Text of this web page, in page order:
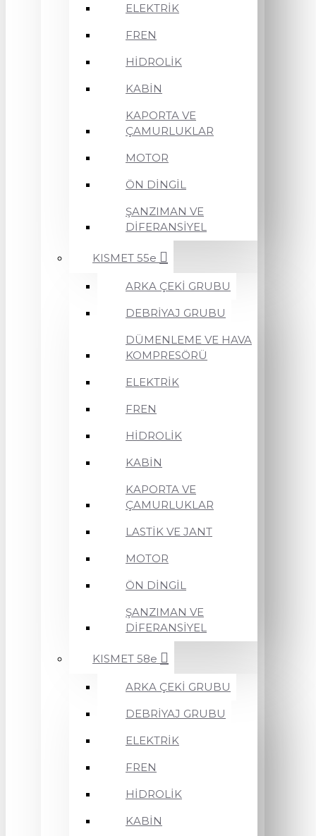
ELEKTRİK
FREN
HİDROLİK
KABİN
KAPORTA VE
ÇAMURLUKLAR
MOTOR
ÖN DİNGİL
ŞANZIMAN VE
DİFERANSİYEL
KISMET 55e
ARKA ÇEKİ GRUBU
DEBRİYAJ GRUBU
DÜMENLEME VE HAVA
KOMPRESÖRÜ
ELEKTRİK
FREN
HİDROLİK
KABİN
KAPORTA VE
ÇAMURLUKLAR
LASTİK VE JANT
MOTOR
ÖN DİNGİL
ŞANZIMAN VE
DİFERANSİYEL
KISMET 58e
ARKA ÇEKİ GRUBU
DEBRİYAJ GRUBU
ELEKTRİK
FREN
HİDROLİK
KABİN